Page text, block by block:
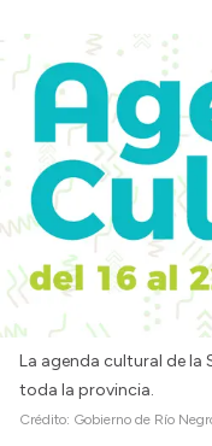
Login
La agenda cultural de la
toda la provincia.
Crédito: Gobierno de Río